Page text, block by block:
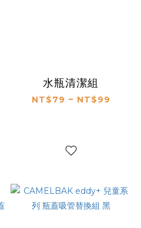
水瓶清潔組
NT$79 ~ NT$99